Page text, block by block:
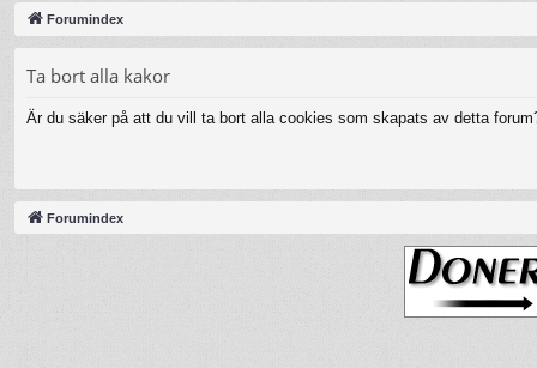
bb
ar
Forumindex
Ta bort alla kakor
Är du säker på att du vill ta bort alla cookies som skapats av detta
Forumindex